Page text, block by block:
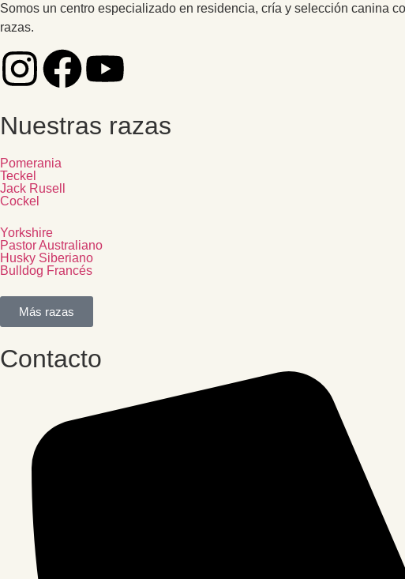
Somos un centro especializado en residencia, cría y selección canina
razas.
Nuestras razas
Pomerania
Teckel
Jack Rusell
Cockel
Yorkshire
Pastor Australiano
Husky Siberiano
Bulldog Francés
Más razas
Contacto